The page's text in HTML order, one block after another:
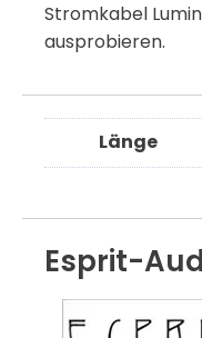
Stromkabel
ausprobieren.
Länge
Esprit-